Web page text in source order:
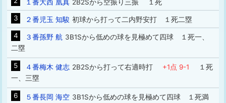
１番大西 凰真 2B2Sから空振り三振 １死
3
２番児玉 知駿 初球から打って二内野安打 １死二塁
4
３番孫野 航 3B1Sから低めの球を見極めて四球 １死一、
二塁
5 ４番梅木 健志 2B2Sから打って右適時打 +1点 9-1 １死
一、三塁
6 ５番長岡 海空 3B1Sから低めの球を見極めて四球 １死満